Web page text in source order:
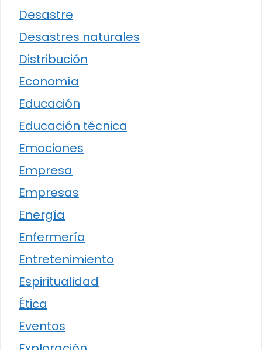
Desastre
Desastres naturales
Distribución
Economía
Educación
Educación técnica
Emociones
Empresa
Empresas
Energía
Enfermería
Entretenimiento
Espiritualidad
Ética
Eventos